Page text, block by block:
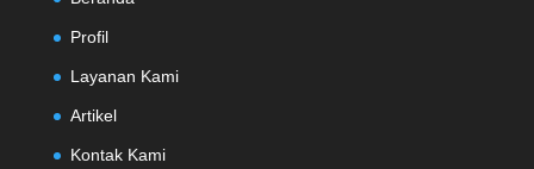
Profil
Layanan Kami
Artikel
Kontak Kami